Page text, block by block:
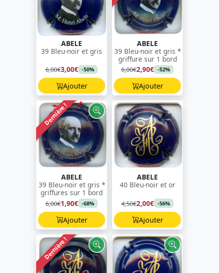
ABELE
39 Bleu-noir et gris
6,00€3,00€ -50%
Ajouter
ABELE
39 Bleu-noir et gris *
griffure sur 1 bord
6,00€2,90€ -52%
Ajouter
Dernière !
ABELE
39 Bleu-noir et gris *
griffures sur 1 bord
6,00€1,90€ -68%
Ajouter
ABELE
40 Bleu-noir et or
4,50€2,00€ -56%
Ajouter
Dernière !